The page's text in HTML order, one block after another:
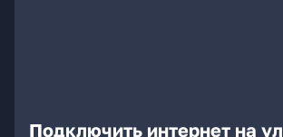
Подключить интернет на ул